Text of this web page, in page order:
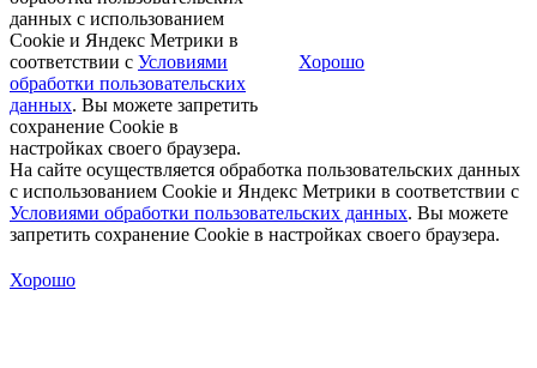
данных с использованием
Cookie и Яндекс Метрики в
соответствии с Условиями
обработки пользовательских
данных. Вы можете запретить
сохранение Cookie в
настройках своего браузера.
Хорошо
На сайте осуществляется обработка пользовательских данных
с использованием Cookie и Яндекс Метрики в соответствии с
Условиями обработки пользовательских данных. Вы можете
запретить сохранение Cookie в настройках своего браузера.
Хорошо